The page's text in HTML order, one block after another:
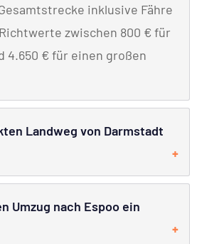
inklusive Fähre
zwischen 800 € für
4.650 € für einen großen
Landweg von Darmstadt
Umzug nach Espoo ein